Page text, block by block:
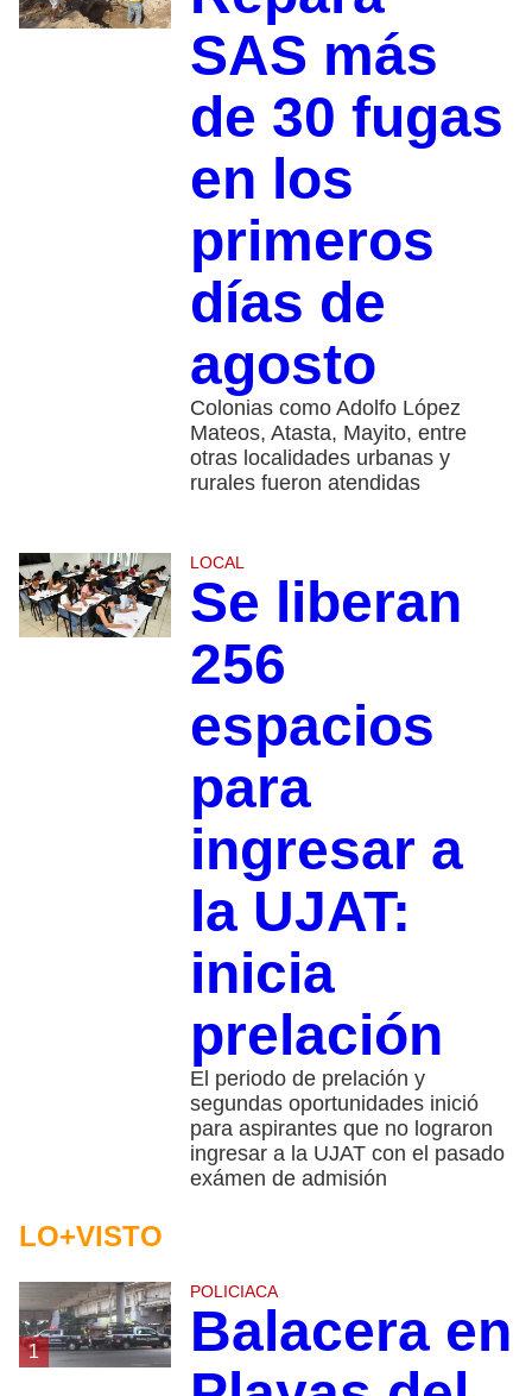
SAS más
de 30 fugas
en los
primeros
días de
agosto
Colonias como Adolfo López
Mateos, Atasta, Mayito, entre
otras localidades urbanas y
rurales fueron atendidas
LOCAL
Se liberan
256
espacios
para
ingresar a
la UJAT:
inicia
prelación
El periodo de prelación y
segundas oportunidades inició
para aspirantes que no lograron
ingresar a la UJAT con el pasado
exámen de admisión
LO+VISTO
1
POLICIACA
Balacera en